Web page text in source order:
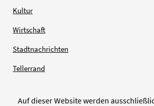
Auf dieser Website werden
Kultur
Wirtschaft
Stadtnachrichten
Tellerrand